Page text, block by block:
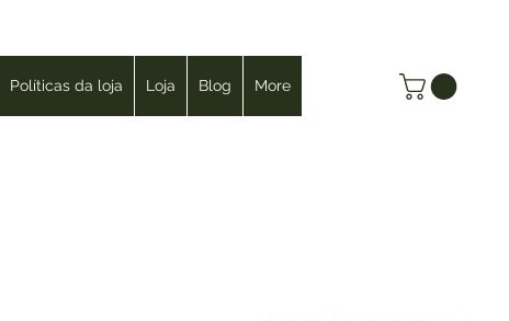
Login
Políticas da loja Loja Blog More